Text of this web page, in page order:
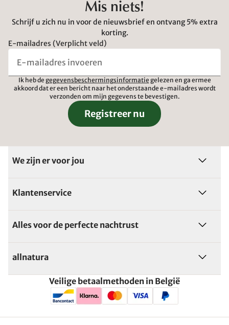
Mis niets!
Schrijf u zich nu in voor de nieuwsbrief en ontvang 5% extra
korting.
E-mailadres (Verplicht veld)
Ik heb de gegevensbeschermingsinformatie gelezen en ga ermee
akkoord dat er een bericht naar het onderstaande e-mailadres wordt
verzonden om mijn gegevens te bevestigen.
Registreer nu
We zijn er voor jou
Klantenservice
Alles voor de perfecte nachtrust
allnatura
Veilige betaalmethoden in België